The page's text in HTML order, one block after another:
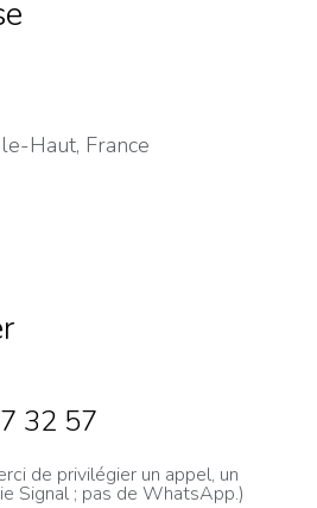
Haut, France
32 57
de privilégier un appel, un
Signal ; pas de WhatsApp.)